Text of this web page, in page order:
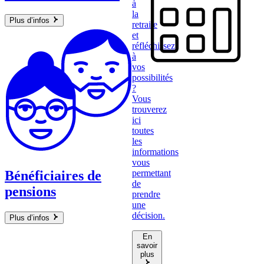
Plus d’infos
Bénéficiaires de
pensions
Plus d’infos
à
la
retraite
et
réfléchissez
à
vos
possibilités
?
Vous
trouverez
ici
toutes
les
informations
vous
permettant
de
prendre
une
décision.
En
savoir
plus